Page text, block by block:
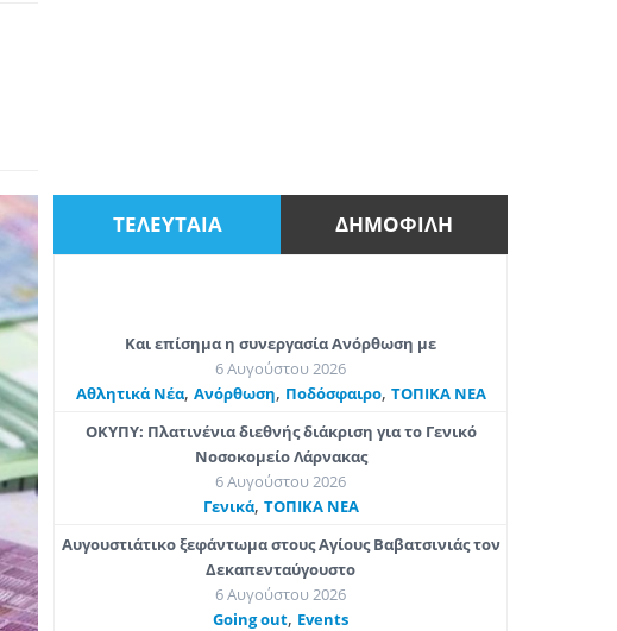
ΤΕΛΕΥΤΑΙΑ ΔΗΜΟΦΙΛΗ
Και επίσημα η συνεργασία Ανόρθωση με
6 Αυγούστου 2026
Αθλητικά Νέα, Ανόρθωση, Ποδόσφαιρο, ΤΟΠΙΚΑ ΝΕΑ
ΟΚΥΠΥ: Πλατινένια διεθνής διάκριση για το Γενικό
Νοσοκομείο Λάρνακας
6 Αυγούστου 2026
Γενικά, ΤΟΠΙΚΑ ΝΕΑ
Αυγουστιάτικο ξεφάντωμα στους Αγίους Βαβατσινιάς τον
Δεκαπενταύγουστο
6 Αυγούστου 2026
Going out, Εvents